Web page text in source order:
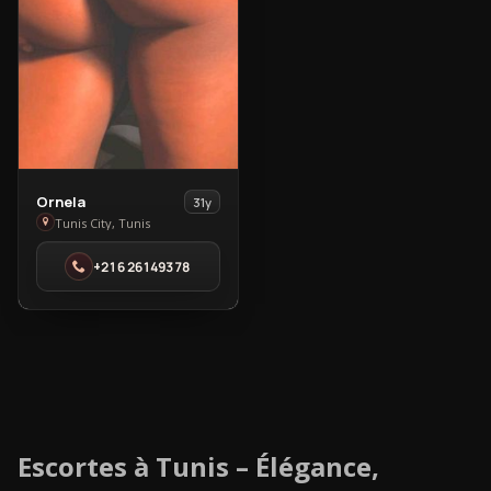
View
Ornela
in
Tunis
City
Ornela
31y
Tunis City, Tunis
+216 26149378
Escortes à Tunis – Élégance,